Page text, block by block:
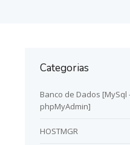
Categorias
Banco de Dados [MySql
phpMyAdmin]
HOSTMGR